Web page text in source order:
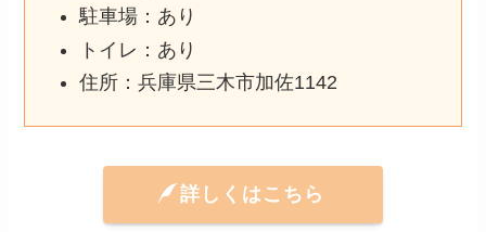
駐車場：あり
トイレ：あり
住所：兵庫県三木市加佐1142
詳しくはこちら